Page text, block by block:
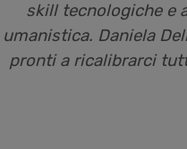
skill tecnologiche e
umanistica. Daniela
pronti a ricalibrarci